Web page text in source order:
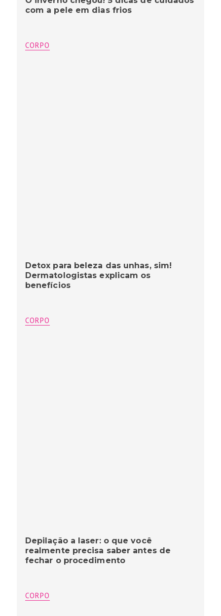
com a pele em dias frios
CORPO
Detox para beleza das unhas, sim!
Dermatologistas explicam os
benefícios
CORPO
Depilação a laser: o que você
realmente precisa saber antes de
fechar o procedimento
CORPO